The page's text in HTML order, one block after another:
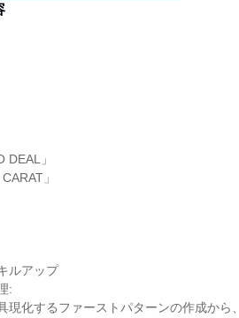
DEAL」
」
ルアップ
:
現化するファーストパターンの作成から、